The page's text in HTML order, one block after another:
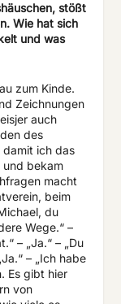
stößt
Wie hat sich
und was
zum Kinde.
Zeichnungen
auch
des
damit ich das
und bekam
macht
beim
du
Wege.“ –
– „Ja.“ – „Du
– „Ich habe
Es gibt hier
von